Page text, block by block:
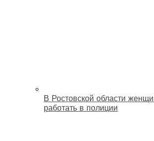
В Ростовской области
работать в полиции